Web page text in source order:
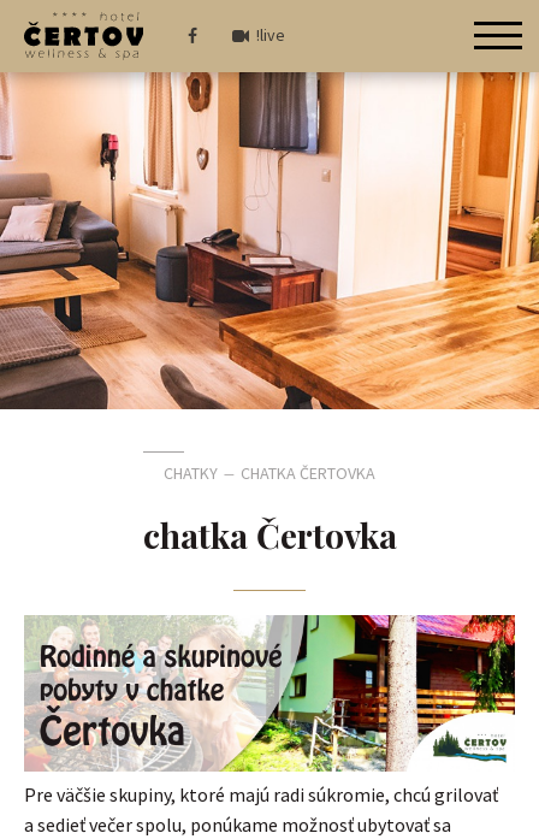
!live
CHATKY — CHATKA ČERTOVKA
chatka Čertovka
Pre väčšie skupiny, ktoré majú radi súkromie, chcú grilovať
a sedieť večer spolu, ponúkame možnosť ubytovať sa